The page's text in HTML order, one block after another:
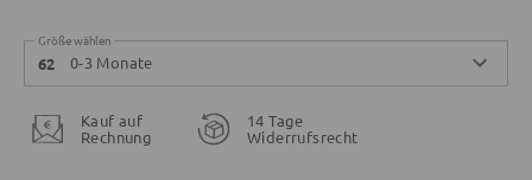
Größe wählen
62 0-3 Monate
Kauf auf
Rechnung
14 Tage
Widerrufsrecht